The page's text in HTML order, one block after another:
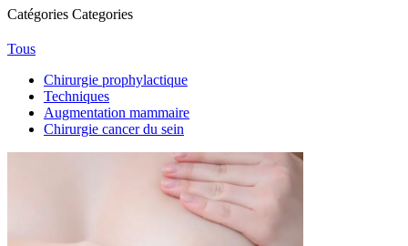
Catégories Categories
Tous
Chirurgie prophylactique
Techniques
Augmentation mammaire
Chirurgie cancer du sein